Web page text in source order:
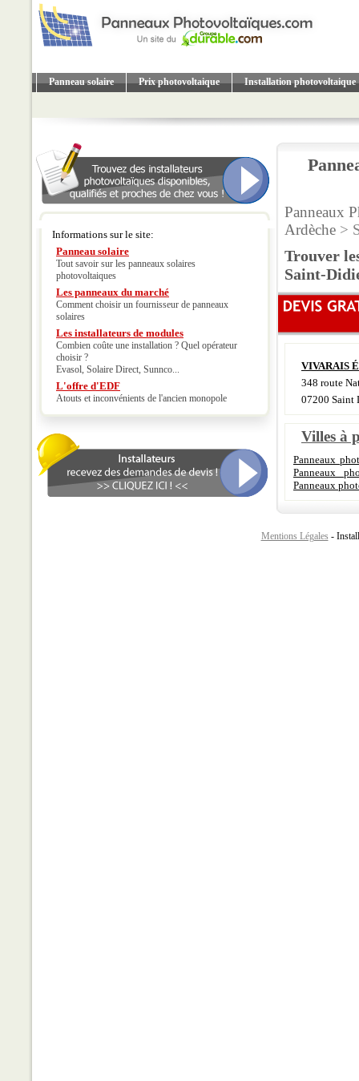
Panneau solaire Prix photovoltaique Installation photovoltaique
Informations sur le site:
Panneau solaire
Tout savoir sur les panneaux solaires
photovoltaiques
Les panneaux du marché
Comment choisir un fournisseur de panneaux
solaires
Les installateurs de modules
Combien coûte une installation ? Quel opérateur
choisir ?
Evasol, Solaire Direct, Sunnco...
L'offre d'EDF
Atouts et inconvénients de l'ancien monopole
Panneaux
Ardèche >
Trouver
Saint-
VIVARAIS
348 route
07200 Saint
Villes à
Panneaux
Panneaux
Panneaux
Mentions Légales -